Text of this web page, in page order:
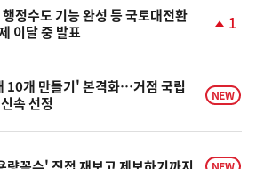
정수도 기능 완성 등 국토대전환
이달 중 발표
상
승
1
10개 만들기' 본격화…거점 국립
속 선정
NEW